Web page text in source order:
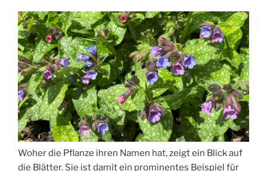
Woher die Pflanze ihren Namen hat, zeigt ein Blick auf
die Blätter. Sie ist damit ein prominentes Beispiel für